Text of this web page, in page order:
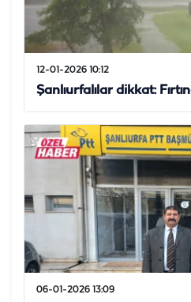
12-01-2026 10:12
Şanlıurfalılar dikkat:
06-01-2026 13:09